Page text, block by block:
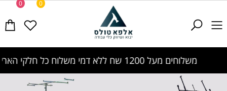
משלוחים מעל 1200 שח ללא דמי משלוח כל חלקי הארץ
0 0